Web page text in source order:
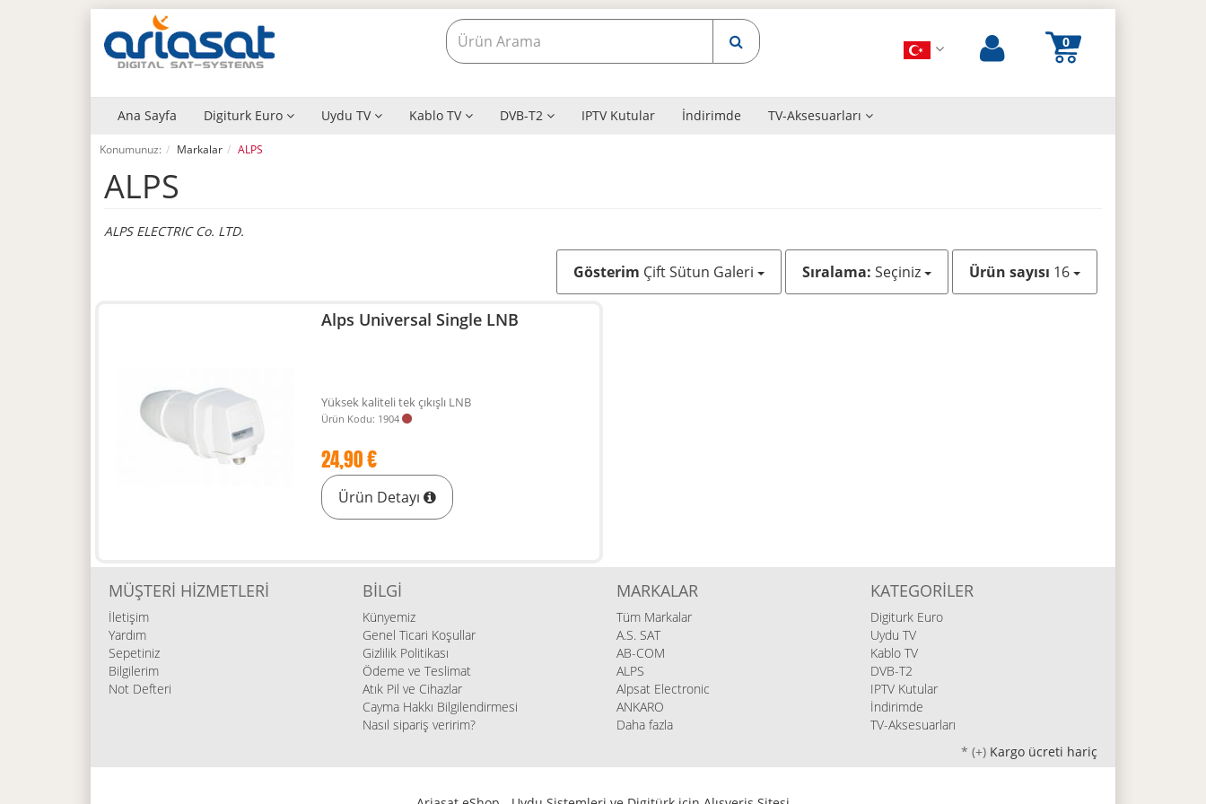
Ana Sayfa Digiturk Euro Uydu TV Kablo TV DVB-T2 IPTV Kutular İndirimde TV-Aksesuarları
Konumunuz: Markalar ALPS
ALPS
ALPS ELECTRIC Co. LTD.
Gösterim Çift Sütun Galeri Sıralama: Seçiniz Ürün sayısı 16
Alps Universal Single LNB
Yüksek kaliteli tek çıkışlı LNB
Ürün Kodu: 1904
24,90 €
Ürün Detayı
MÜŞTERI HIZMETLERI
İletişim
Yardım
Sepetiniz
Bilgilerim
Not Defteri
BILGI
Künyemiz
Genel Ticari Koşullar
Gizlilik Politikası
Ödeme ve Teslimat
Atık Pil ve Cihazlar
Cayma Hakkı Bilgilendirmesi
Nasıl sipariş veririm?
MARKALAR
Tüm Markalar
A.S. SAT
AB-COM
ALPS
Alpsat Electronic
ANKARO
Daha fazla
KATEGORILER
Digiturk Euro
Uydu TV
Kablo TV
DVB-T2
IPTV Kutular
İndirimde
TV-Aksesuarları
*(+) Kargo ücreti hariç